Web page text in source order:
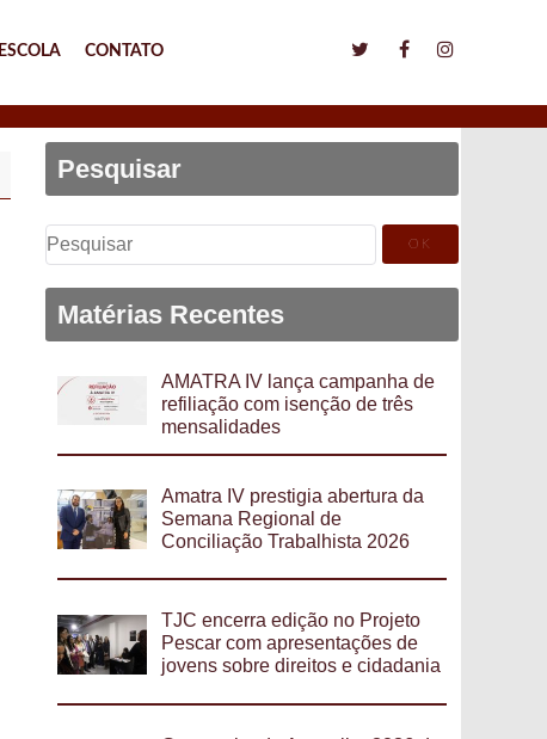
ESCOLA CONTATO
Pesquisar
Pesquisar
por:
Matérias Recentes
AMATRA IV lança campanha de
refiliação com isenção de três
mensalidades
Amatra IV prestigia abertura da
Semana Regional de
Conciliação Trabalhista 2026
TJC encerra edição no Projeto
Pescar com apresentações de
jovens sobre direitos e cidadania